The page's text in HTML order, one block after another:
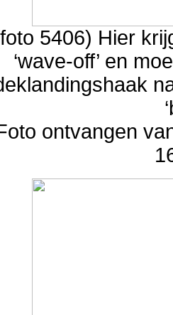
5406) Hier
‘wave-off’ en
ontvangen